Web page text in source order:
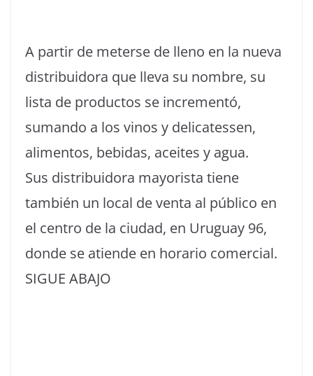
A partir de meterse de lleno en la nueva
distribuidora que lleva su nombre, su
lista de productos se incrementó,
sumando a los vinos y delicatessen,
alimentos, bebidas, aceites y agua.
Sus distribuidora mayorista tiene
también un local de venta al público en
el centro de la ciudad, en Uruguay 96,
donde se atiende en horario comercial.
SIGUE ABAJO